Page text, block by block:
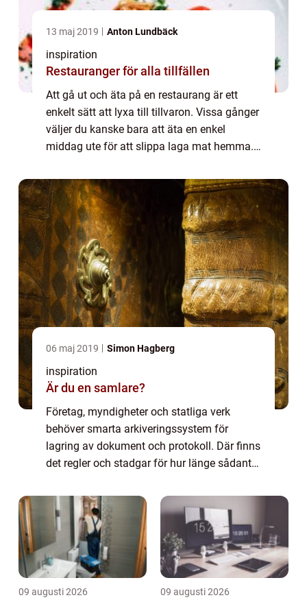
13 maj 2019 Anton Lundbäck
inspiration
Restauranger för alla tillfällen
Att gå ut och äta på en restaurang är ett
enkelt sätt att lyxa till tillvaron. Vissa gånger
väljer du kanske bara att äta en enkel
middag ute för att slippa laga mat hemma.
06 maj 2019 Simon Hagberg
inspiration
Är du en samlare?
Företag, myndigheter och statliga verk
behöver smarta arkiveringssystem för
lagring av dokument och protokoll. Där finns
det regler och stadgar för hur länge sådant
09 augusti 2026 09 augusti 2026